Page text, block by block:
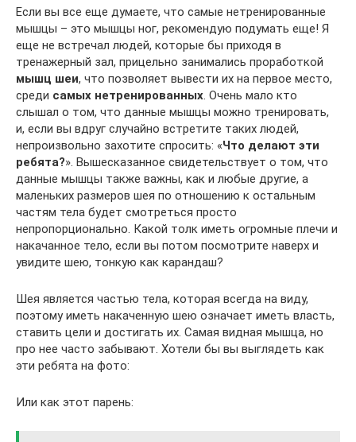
Если вы все еще думаете, что самые нетренированные
мышцы – это мышцы ног, рекомендую подумать еще! Я
еще не встречал людей, которые бы приходя в
тренажерный зал, прицельно занимались проработкой
мышц шеи, что позволяет вывести их на первое место,
среди самых нетренированных. Очень мало кто
слышал о том, что данные мышцы можно тренировать,
и, если вы вдруг случайно встретите таких людей,
непроизвольно захотите спросить: «Что делают эти
ребята?». Вышесказанное свидетельствует о том, что
данные мышцы также важны, как и любые другие, а
маленьких размеров шея по отношению к остальным
частям тела будет смотреться просто
непропорционально. Какой толк иметь огромные плечи и
накачанное тело, если вы потом посмотрите наверх и
увидите шею, тонкую как карандаш?
Шея является частью тела, которая всегда на виду,
поэтому иметь накаченную шею означает иметь власть,
ставить цели и достигать их. Самая видная мышца, но
про нее часто забывают. Хотели бы вы выглядеть как
эти ребята на фото:
Или как этот парень: